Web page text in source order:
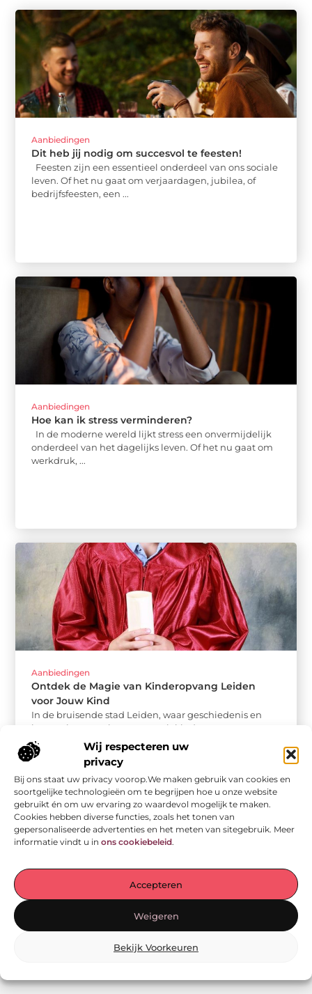
Wij respecteren uw
privacy
Bij ons staat uw privacy voorop.We maken gebruik van cookies en
soortgelijke technologieën om te begrijpen hoe u onze website
gebruikt én om uw ervaring zo waardevol mogelijk te maken.
Cookies hebben diverse functies, zoals het tonen van
gepersonaliseerde advertenties en het meten van sitegebruik. Meer
informatie vindt u in ons cookiebeleid.
Accepteren
Weigeren
Bekijk Voorkeuren
Aanbiedingen
Dit heb jij nodig om succesvol te feesten!
Feesten zijn een essentieel onderdeel van ons sociale
leven. Of het nu gaat om verjaardagen, jubilea, of
bedrijfsfeesten, een ...
Aanbiedingen
Hoe kan ik stress verminderen?
In de moderne wereld lijkt stress een onvermijdelijk
onderdeel van het dagelijks leven. Of het nu gaat om
werkdruk, ...
Aanbiedingen
Ontdek de Magie van Kinderopvang Leiden
voor Jouw Kind
In de bruisende stad Leiden, waar geschiedenis en
innovatie samenkomen, speelt kinderopvang een
cruciale rol in het leven van veel ...
Onze informatie